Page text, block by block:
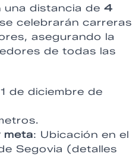
distancia de 4
celebrarán carreras
asegurando la
de todas las
de diciembre de
meta: Ubicación en el
Segovia (detalles